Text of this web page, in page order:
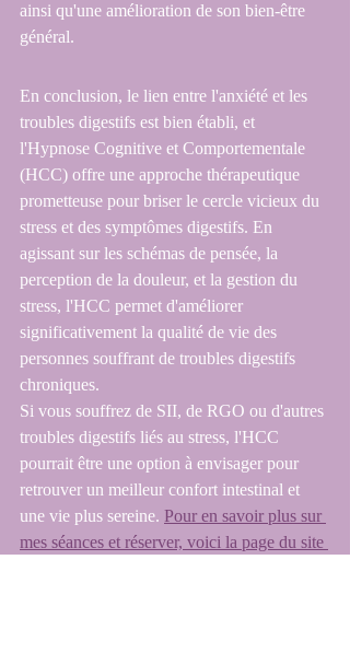
ainsi qu'une amélioration de son bien-être
général.
En conclusion, le lien entre l'anxiété et les
troubles digestifs est bien établi, et
l'Hypnose Cognitive et Comportementale
(HCC) offre une approche thérapeutique
prometteuse pour briser le cercle vicieux du
stress et des symptômes digestifs. En
agissant sur les schémas de pensée, la
perception de la douleur, et la gestion du
stress, l'HCC permet d'améliorer
significativement la qualité de vie des
personnes souffrant de troubles digestifs
chroniques.
Si vous souffrez de SII, de RGO ou d'autres
troubles digestifs liés au stress, l'HCC
pourrait être une option à envisager pour
retrouver un meilleur confort intestinal et
une vie plus sereine. Pour en savoir plus sur
mes séances et réserver, voici la page du site